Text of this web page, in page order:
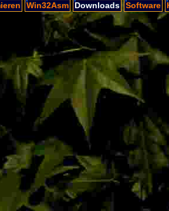
Win32Asm Downloads Software